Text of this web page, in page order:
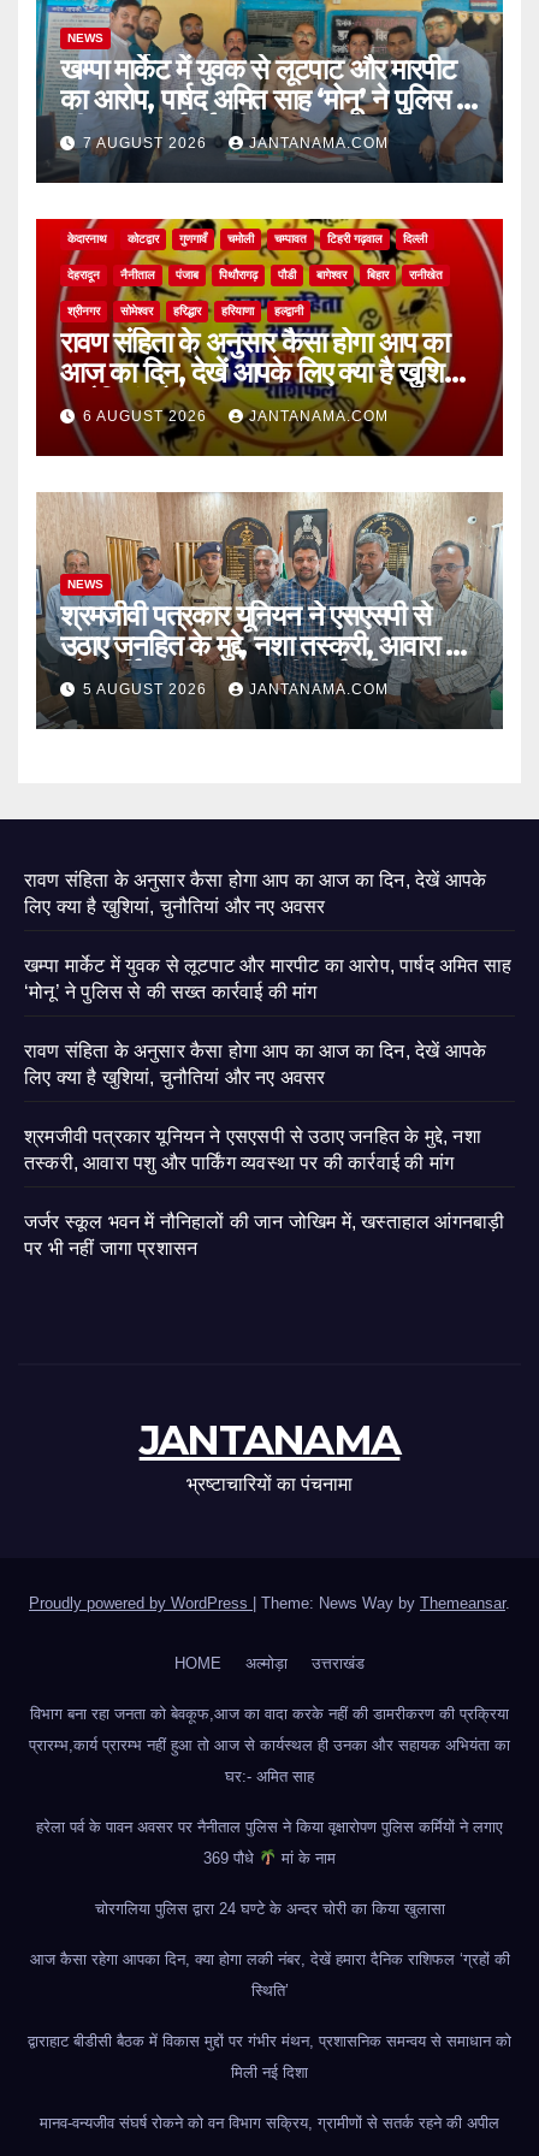
NEWS
खम्पा मार्केट में युवक से लूटपाट और मारपीट
का आरोप, पार्षद अमित साह ‘मोनू’ ने पुलिस से
की सख्त कार्रवाई की मांग
7 AUGUST 2026 JANTANAMA.COM
केदारनाथ कोटद्वार गुणगावँ चमोली चम्पावत टिहरी गढ़वाल दिल्ली
देहरादून नैनीताल पंजाब पिथौरागढ़ पौडी बागेश्वर बिहार रानीखेत
श्रीनगर सोमेश्वर हरिद्धार हरियाणा हल्द्वानी
रावण संहिता के अनुसार कैसा होगा आप का
आज का दिन, देखें आपके लिए क्या है खुशियां,
चुनौतियां और नए अवसर
6 AUGUST 2026 JANTANAMA.COM
NEWS
श्रमजीवी पत्रकार यूनियन ने एसएसपी से
उठाए जनहित के मुद्दे, नशा तस्करी, आवारा पशु
और पार्किंग व्यवस्था पर की कार्रवाई की मांग
5 AUGUST 2026 JANTANAMA.COM
रावण संहिता के अनुसार कैसा होगा आप का आज का दिन, देखें आपके
लिए क्या है खुशियां, चुनौतियां और नए अवसर
खम्पा मार्केट में युवक से लूटपाट और मारपीट का आरोप, पार्षद अमित साह
‘मोनू’ ने पुलिस से की सख्त कार्रवाई की मांग
रावण संहिता के अनुसार कैसा होगा आप का आज का दिन, देखें आपके
लिए क्या है खुशियां, चुनौतियां और नए अवसर
श्रमजीवी पत्रकार यूनियन ने एसएसपी से उठाए जनहित के मुद्दे, नशा
तस्करी, आवारा पशु और पार्किंग व्यवस्था पर की कार्रवाई की मांग
जर्जर स्कूल भवन में नौनिहालों की जान जोखिम में, खस्ताहाल आंगनबाड़ी
पर भी नहीं जागा प्रशासन
JANTANAMA
भ्रष्टाचारियों का पंचनामा
Proudly powered by WordPress Theme: News Way by Themeansar.
HOME अल्मोड़ा उत्तराखंड
विभाग बना रहा जनता को बेवकूफ,आज का वादा करके नहीं की डामरीकरण की प्रक्रिया
प्रारम्भ,कार्य प्रारम्भ नहीं हुआ तो आज से कार्यस्थल ही उनका और सहायक अभियंता का
घर:- अमित साह
हरेला पर्व के पावन अवसर पर नैनीताल पुलिस ने किया वृक्षारोपण पुलिस कर्मियों ने लगाए
369 पौधे
मां के नाम
चोरगलिया पुलिस द्वारा 24 घण्टे के अन्दर चोरी का किया खुलासा
आज कैसा रहेगा आपका दिन, क्या होगा लकी नंबर, देखें हमारा दैनिक राशिफल ‘ग्रहों की
स्थिति’
द्वाराहाट बीडीसी बैठक में विकास मुद्दों पर गंभीर मंथन, प्रशासनिक समन्वय से समाधान को
मिली नई दिशा
मानव-वन्यजीव संघर्ष रोकने को वन विभाग सक्रिय, ग्रामीणों से सतर्क रहने की अपील